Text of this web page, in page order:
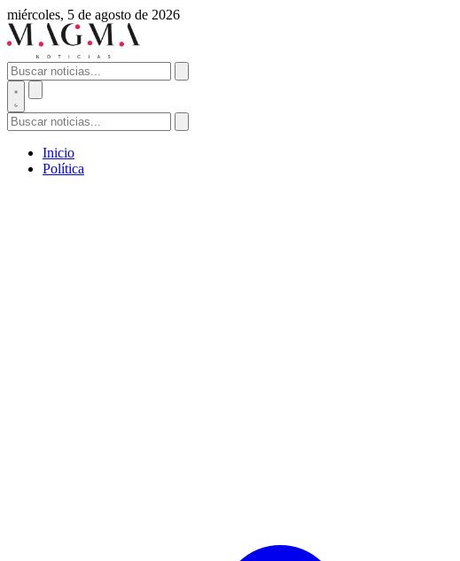
miércoles, 5 de agosto de 2026
Inicio
Política